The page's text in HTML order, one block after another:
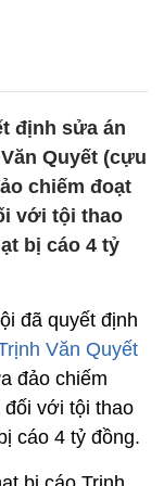
định sửa án
Quyết (cựu
chiếm đoạt
với tội thao
bị cáo 4 tỷ
đã quyết định
Văn Quyết
đảo chiếm
đối với tội thao
cáo 4 tỷ đồng.